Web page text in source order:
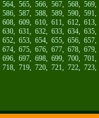
564, 565, 566, 567, 568, 569
586, 587, 588, 589, 590, 591
608, 609, 610, 611, 612, 613
630, 631, 632, 633, 634, 635
652, 653, 654, 655, 656, 657
674, 675, 676, 677, 678, 679
696, 697, 698, 699, 700, 701
718, 719, 720, 721, 722, 723